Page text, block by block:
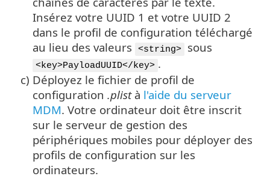
Insérez votre UUID 1 et votre UUID 2
dans le profil de configuration téléchargé
au lieu des valeurs
<string> sous
<key>PayloadUUID</key> .
c) Déployez le fichier de profil de
configuration .plistà l'aide du serveur
MDM. Votre ordinateur doit être inscrit
sur le serveur de gestion des
périphériques mobiles pour déployer des
profils de configuration sur les
ordinateurs.